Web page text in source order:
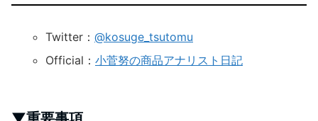
Twitter： @kosuge_tsutomu
Official： 小菅努の商品アナリスト日記